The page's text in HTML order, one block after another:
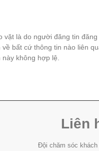
vặt là do người đăng tin
bất cứ thông tin nào liên
không hợp lệ.
Liên
Đội chăm sóc khách